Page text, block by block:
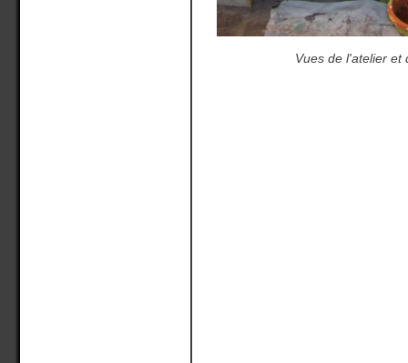
Vues de l'atelier et